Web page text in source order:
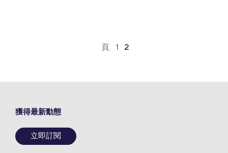
頁 1 2
獲得最新動態
立即訂閱